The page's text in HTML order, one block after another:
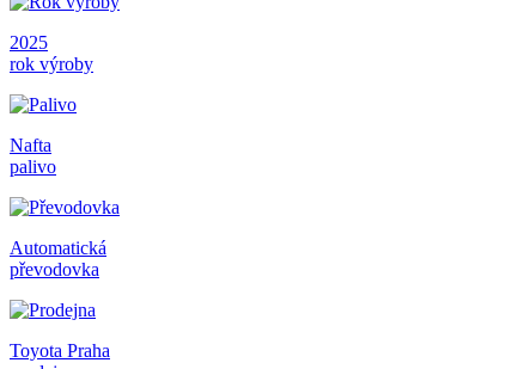
2025
rok výroby
Nafta
palivo
Automatická
převodovka
Toyota Praha